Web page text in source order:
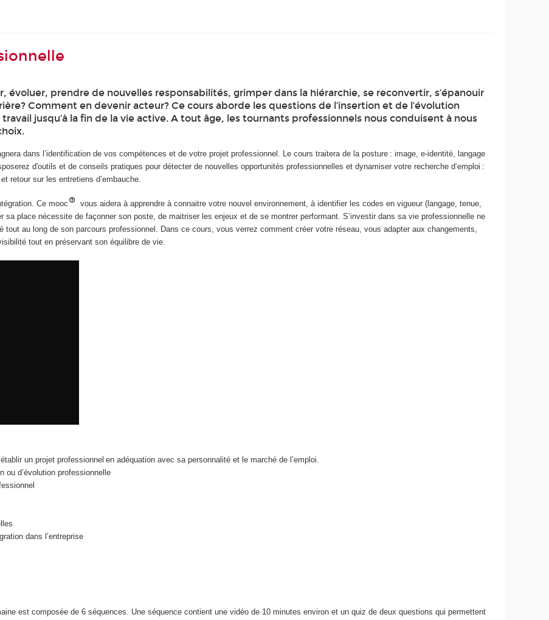
évoluer, prendre de nouvelles responsabilités, grimper dans la hiérarchie, se reconvertir, s’épanouir
Comment en devenir acteur? Ce cours aborde les questions de l’insertion et de l’évolution
jusqu’à la fin de la vie active. A tout âge, les tournants professionnels nous conduisent à nous
dans l’identification de vos compétences et de votre projet professionnel. Le cours traitera de la posture : image, e-identité, langage
d'outils et de conseils pratiques pour détecter de nouvelles opportunités professionnelles et dynamiser votre recherche d‘emploi :
retour sur les entretiens d’embauche.
Ce mooc
vous aidera à apprendre à connaitre votre nouvel environnement, à identifier les codes en vigueur (langage, tenue,
place nécessite de façonner son poste, de maitriser les enjeux et de se montrer performant. S’investir dans sa vie professionnelle ne
au long de son parcours professionnel. Dans ce cours, vous verrez comment créer votre réseau, vous adapter aux changements,
tout en préservant son équilibre de vie.
un projet professionnel en adéquation avec sa personnalité et le marché de l’emploi.
ou d’évolution professionnelle
dans l’entreprise
est composée de 6 séquences. Une séquence contient une vidéo de 10 minutes environ et un quiz de deux questions qui permettent